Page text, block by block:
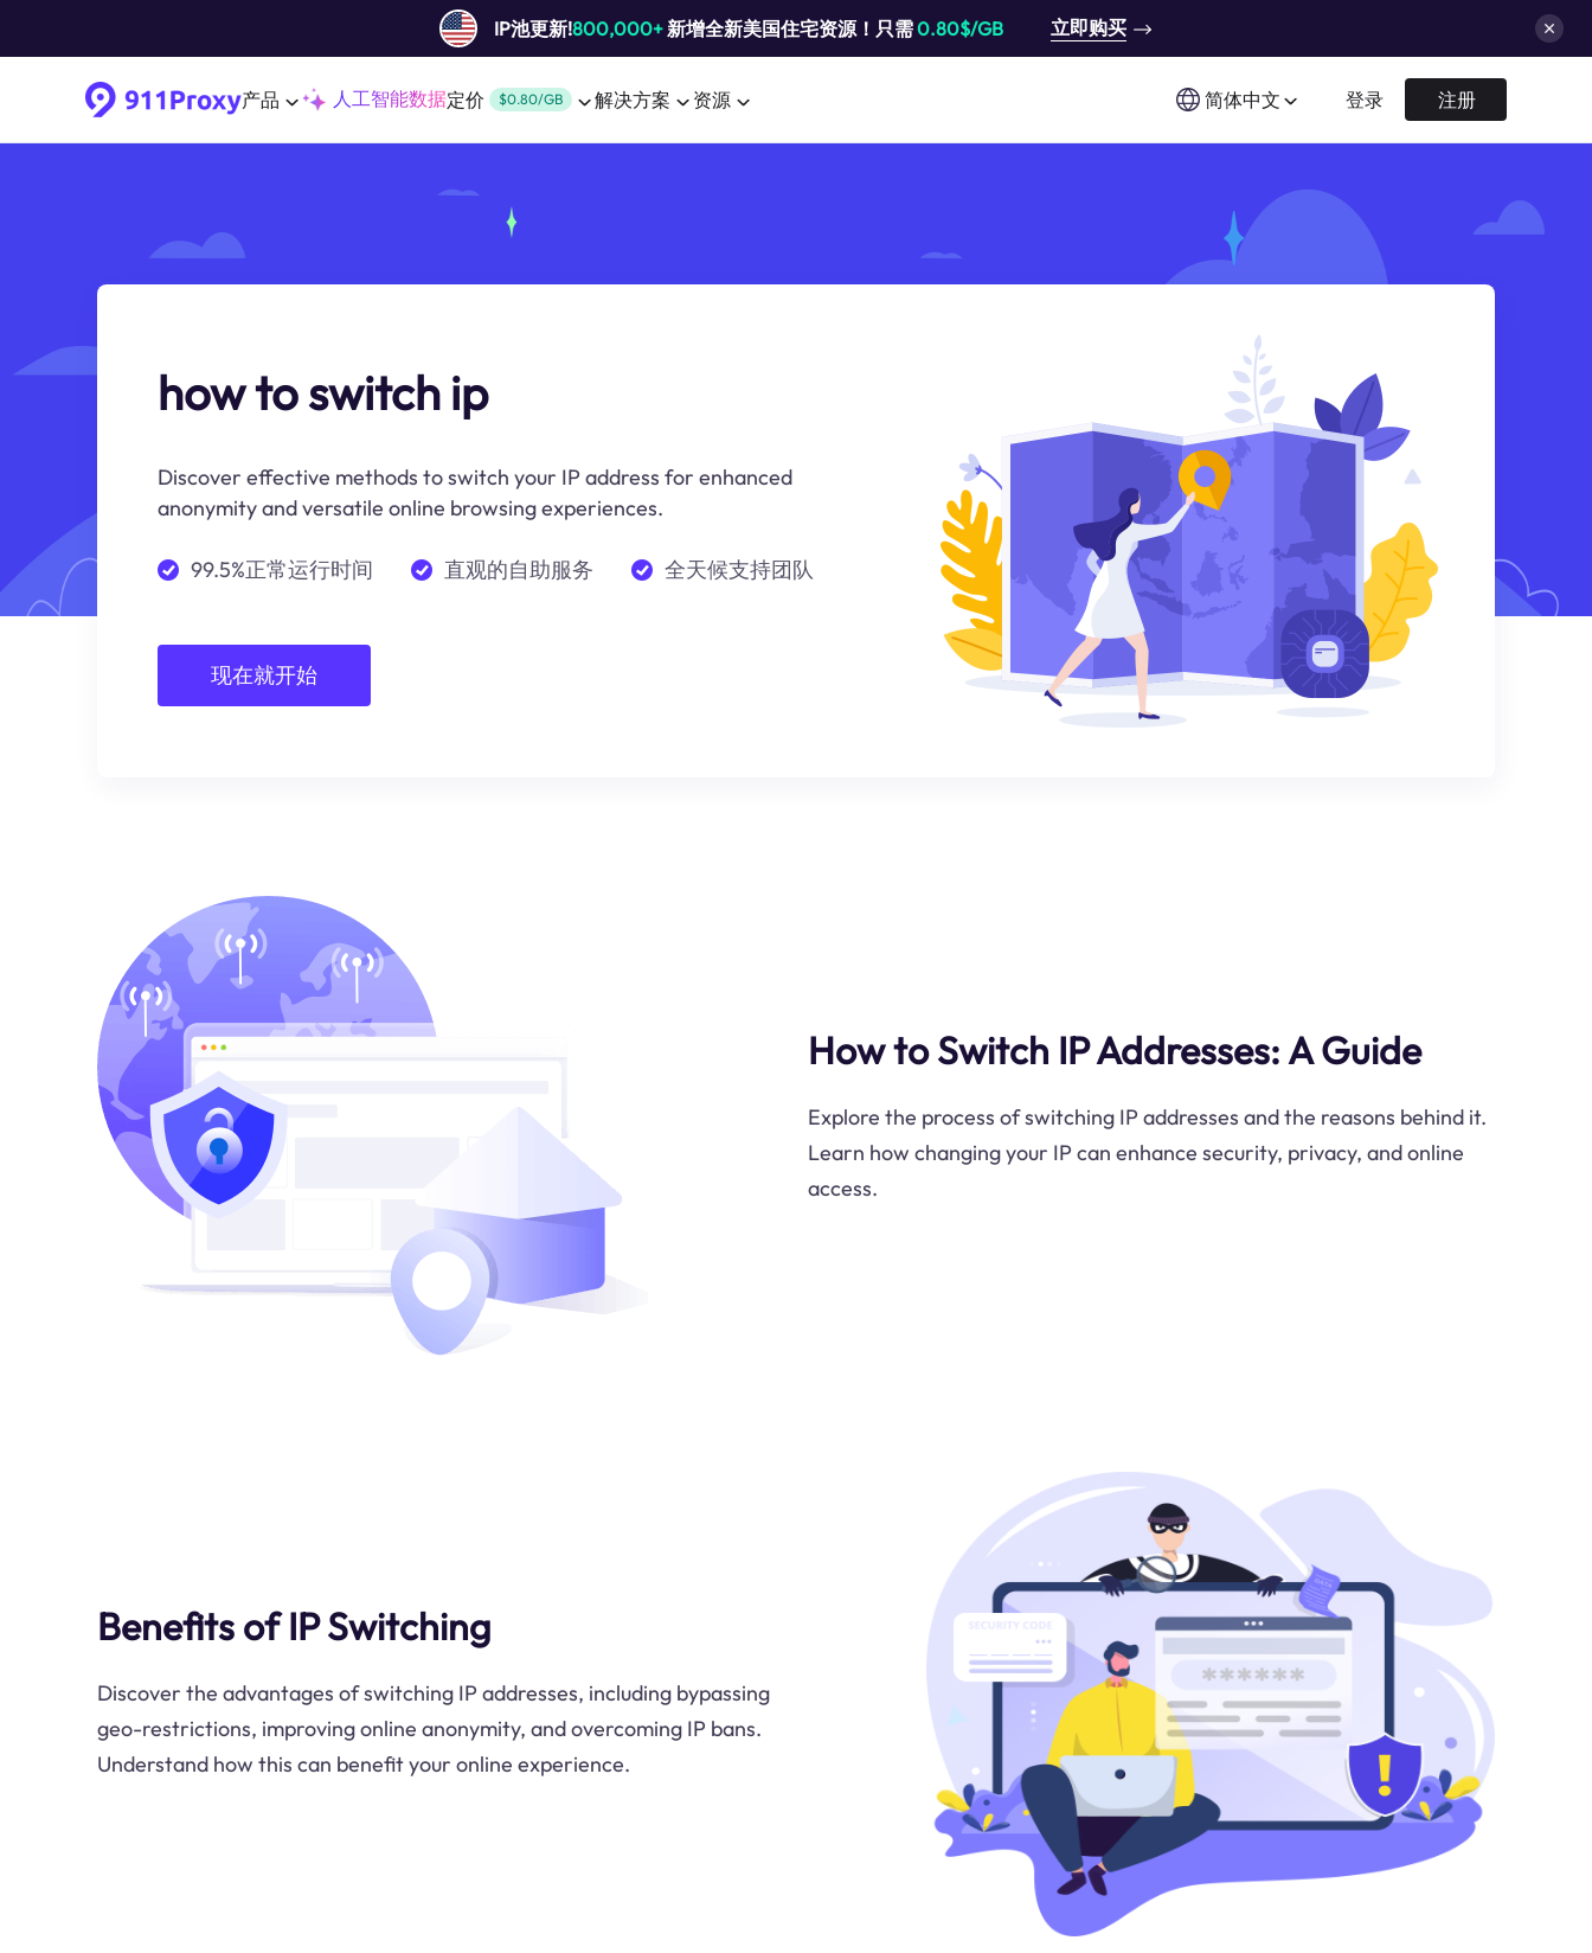
IP池更新!800,000+新增全新美国住宅资源！只需0.80$/GB 立即购买
产品 人工智能数据定价 $0.80/GB 解决方案 资源 简体中文 登录 注册
how to switch ip
Discover effective methods to switch your IP address for enhanced
anonymity and versatile online browsing experiences.
99.5%正常运行时间 直观的自助服务 全天候支持团队
现在就开始
How to Switch IP Addresses: A Guide
Explore the process of switching IP addresses and the reasons behind it.
Learn how changing your IP can enhance security, privacy, and online
access.
Benefits of IP Switching
Discover the advantages of switching IP addresses, including bypassing
geo-restrictions, improving online anonymity, and overcoming IP bans.
Understand how this can benefit your online experience.